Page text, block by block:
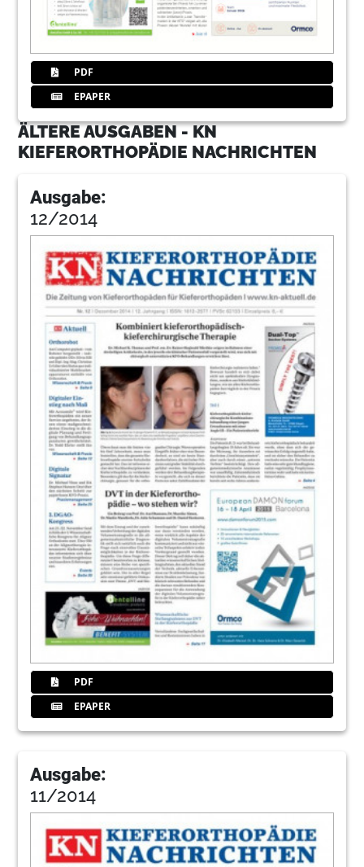
PDF
EPAPER
ÄLTERE AUSGABEN - KN
KIEFERORTHOPÄDIE NACHRICHTEN
Ausgabe:
12/2014
PDF
EPAPER
Ausgabe:
11/2014